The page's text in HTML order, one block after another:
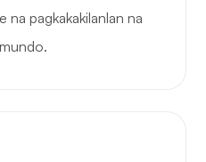
na pagkakakilanlan na